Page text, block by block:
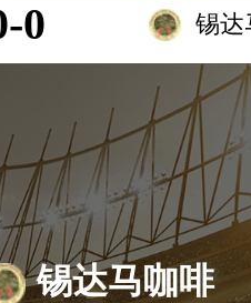
0 锡达
锡达马咖啡